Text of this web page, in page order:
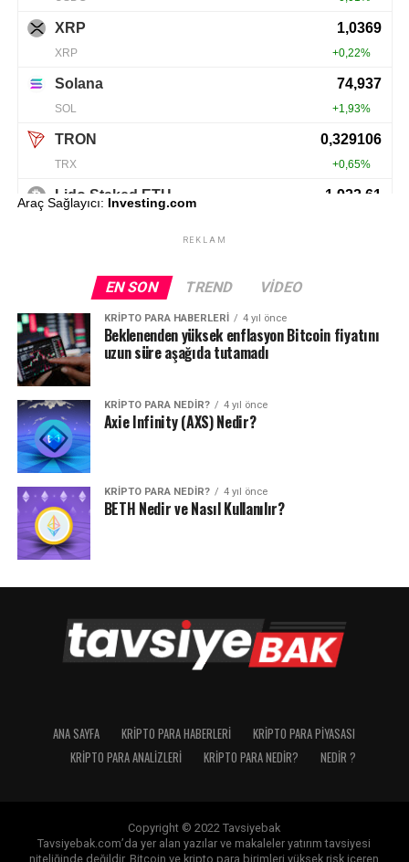
Araç Sağlayıcı: Investing.com
REKLAM
EN SON TREND VIDEO
KRIPTO PARA HABERLERI 4 yıl önce
Beklenenden yüksek enflasyon Bitcoin fiyatını
uzun süre aşağıda tutamadı
KRIPTO PARA NEDIR? 4 yıl önce
Axie Infinity (AXS) Nedir?
KRIPTO PARA NEDIR? 4 yıl önce
BETH Nedir ve Nasıl Kullanılır?
ANA SAYFA KRIPTO PARA HABERLERI
KRIPTO PARA PIYASASI
KRIPTO PARA ANALIZLERI
KRIPTO PARA NEDIR? NEDIR ?
Copyright © 2022 Tavsiyebak
Tavsiyebak.com’da yer alan yazılar ve makaleler yatırım tavsiyesi
niteliğinde değildir. Bitcoin ve kripto para birimleri yüksek risk içeren